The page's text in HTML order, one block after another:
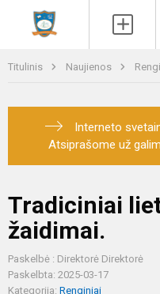
Titulinis Naujienos
Interneto
Atsiprašome už
Tradiciniai
žaidimai.
Paskelbė : Direktorė Direktorė
Paskelbta: 2025-03-17
Kategorija: Renginiai